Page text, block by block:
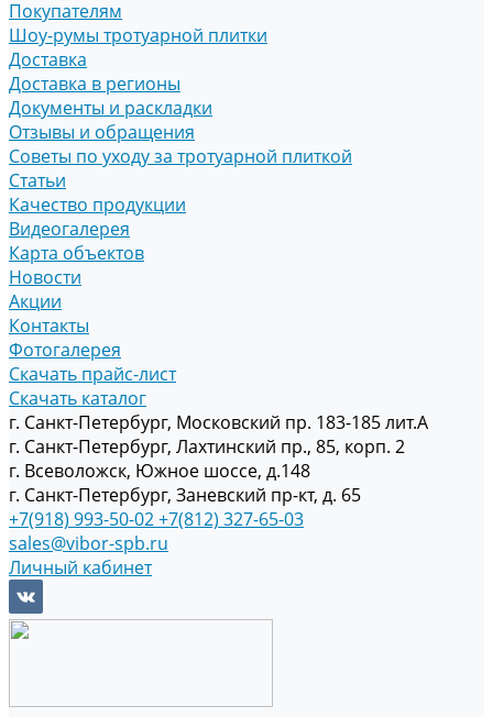
Покупателям
Шоу-румы тротуарной плитки
Доставка
Доставка в регионы
Документы и раскладки
Отзывы и обращения
Советы по уходу за тротуарной плиткой
Статьи
Качество продукции
Видеогалерея
Карта объектов
Новости
Акции
Контакты
Фотогалерея
Скачать прайс-лист
Скачать каталог
г. Санкт-Петербург, Московский пр. 183-185 лит.А
г. Санкт-Петербург, Лахтинский пр., 85, корп. 2
г. Всеволожск, Южное шоссе, д.148
г. Санкт-Петербург, Заневский пр-кт, д. 65
+7(918) 993-50-02+7(812) 327-65-03
sales@vibor-spb.ru
Личный кабинет